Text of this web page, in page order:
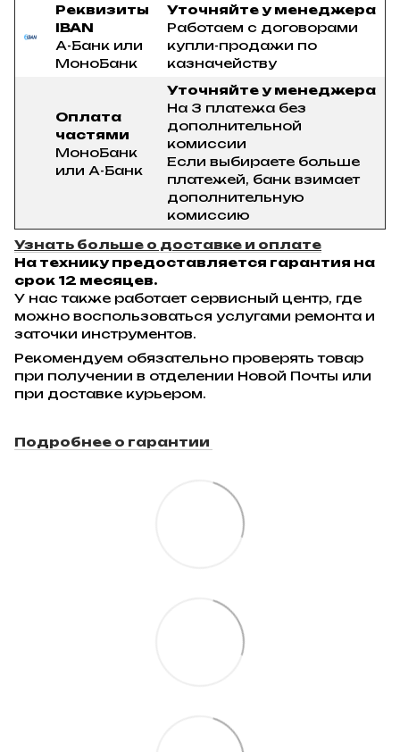
Реквизиты
IBAN
А-Банк или
МоноБанк
Уточняйте у менеджера
Работаем с договорами
купли-продажи по
казначейству
Оплата
частями
МоноБанк
или А-Банк
Уточняйте у менеджера
На 3 платежа без
дополнительной
комиссии
Если выбираете больше
платежей, банк взимает
дополнительную
комиссию
Узнать больше о доставке и оплате
На технику предоставляется гарантия на
срок 12 месяцев.
У нас также работает сервисный центр, где
можно воспользоваться услугами ремонта и
заточки инструментов.
Рекомендуем обязательно проверять товар
при получении в отделении Новой Почты или
при доставке курьером.
Подробнее о гарантии